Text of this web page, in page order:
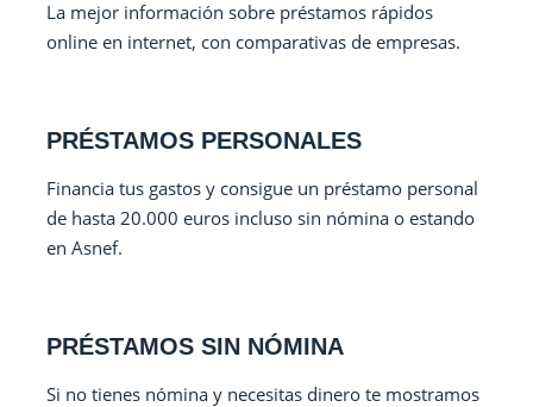
La mejor información sobre préstamos rápidos
online en internet, con comparativas de empresas.
PRÉSTAMOS PERSONALES
Financia tus gastos y consigue un préstamo personal
de hasta 20.000 euros incluso sin nómina o estando
en Asnef.
PRÉSTAMOS SIN NÓMINA
Si no tienes nómina y necesitas dinero te mostramos